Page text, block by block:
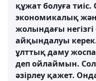
құжат болуға тиіс.
экономикалық
жолындағы
айқындалуы
ұлттық даму
деп ойлаймын. Сол
әзірлеу қажет.